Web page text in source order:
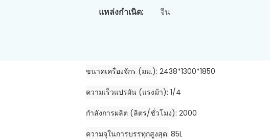
แหล่งกำเนิด:
จีน
ขนาดเครื่องจักร (มม.) 2438*1300*1850
ความเร็วแปรผัน (แรงม้า) 1/4
กำลังการผลิต (ลิตร/ชั่วโมง) 2000
ความจุในการบรรทุกสูงสุด 85L